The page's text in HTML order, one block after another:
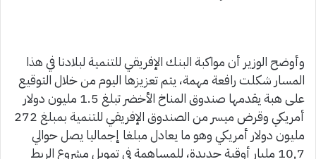
وأوضح الوزير أن مواكبة البنك الإفريقي للتنمية لبلادنا في هذا
المسار شكلت رافعة مهمة، يتم تعزيزها اليوم من خلال التوقيع
على هبة يقدمها صندوق المناخ الأخضر تبلغ 1.5 مليون دولار
مليون دولار أمريكي وهو ما يعادل مبلغا إجماليا يصل حوالي
10,7 مليار أوقية جديدة، للمساهمة في تمويل مشروع الربط